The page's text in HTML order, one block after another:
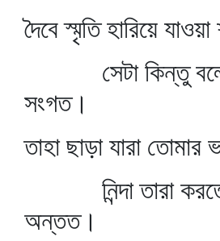
দৈবে স্মৃতি হারিয়ে
সেটা কিন্তু বলে
সংগত।
তাহা ছাড়া যারা
নিন্দা তারা করতে
অন্তত।